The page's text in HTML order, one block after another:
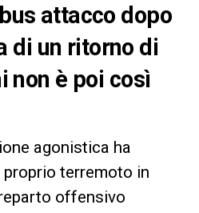
attacco dopo
di un ritorno di
non è poi così
agonistica ha
terremoto in
offensivo